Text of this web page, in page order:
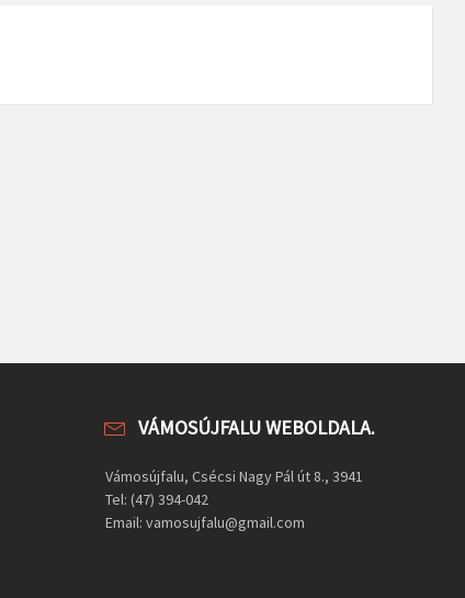
VÁMOSÚJFALU WEBOLDALA.
Vámosújfalu, Csécsi Nagy Pál út 8., 3941
Tel: (47) 394-042
Email: vamosujfalu@gmail.com